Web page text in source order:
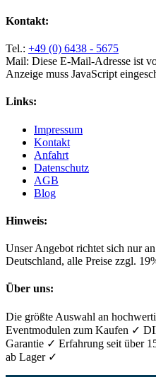
Kontakt:
Tel.: +49 (0) 6438 - 5675
Mail: Diese E-Mail-Adresse ist
Anzeige muss JavaScript
Links:
Impressum
Kontakt
Anfahrt
Datenschutz
AGB
Blog
Hinweis:
Unser Angebot richtet sich nur
Deutschland, alle Preise zzgl.
Über uns:
Die größte Auswahl an
Eventmodulen zum Kaufen ✓
Garantie ✓ Erfahrung seit über
ab Lager ✓